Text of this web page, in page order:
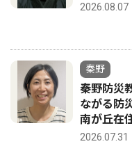
2026.08.07
秦野
秦野防災
ながる防
南が丘在
2026.07.31